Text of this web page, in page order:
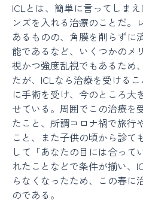
ICLとは、簡単に言ってしま
ンズを入れる治療のことだ。
あるものの、角膜を削らずに
能であるなど、いくつかのメ
視かつ強度乱視でもあるため
たが、ICLなら治療を受ける
に手術を受け、今のところ大
せている。周囲でこの治療を
たこと、所謂コロナ禍で旅行
こと、また子供の頃から診て
して「あなたの目には合って
れたことなどで条件が揃い、
らなくなったため、この春に
のである。